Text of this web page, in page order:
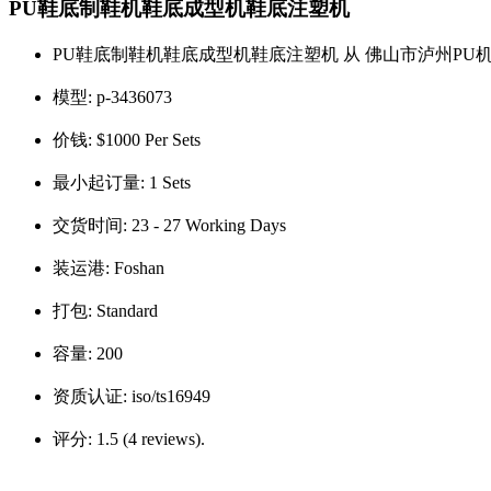
PU鞋底制鞋机鞋底成型机鞋底注塑机
PU鞋底制鞋机鞋底成型机鞋底注塑机 从 佛山市泸州PU
模型: p-3436073
价钱: $1000 Per Sets
最小起订量: 1 Sets
交货时间: 23 - 27 Working Days
装运港: Foshan
打包: Standard
容量: 200
资质认证: iso/ts16949
评分: 1.5 (4 reviews).